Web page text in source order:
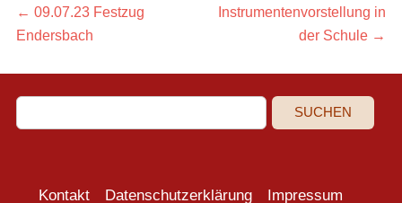
Beitragsnavigation
← Previous
post:
09.07.23 Festzug
Endersbach
Next
Instrumentenvorstellung in
der Schule →
SUCHEN
Kontakt Datenschutzerklärung Impressum